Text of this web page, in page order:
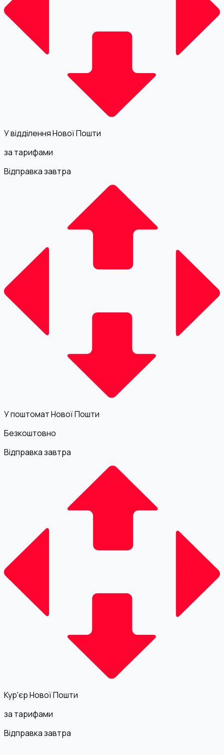
У відділення Нової Пошти
за тарифами
Відправка завтра
У поштомат Нової Пошти
Безкоштовно
Відправка завтра
Кур'єр Нової Пошти
за тарифами
Відправка завтра